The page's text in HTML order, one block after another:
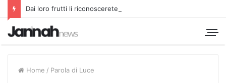
Dai loro frutti li riconoscerete
Home / Parola di Luce